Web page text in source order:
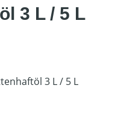
3 L / 5 L